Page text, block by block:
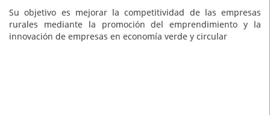
Su objetivo es mejorar la competitividad de las empresas
rurales mediante la promoción del emprendimiento y la
innovación de empresas en economía verde y circular